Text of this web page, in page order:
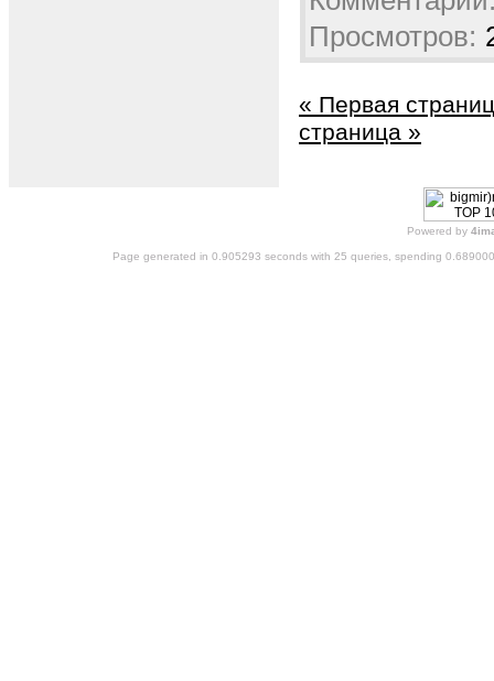
Просмотров:
« Первая
страница »
Powered by
Page generated in 0.905293 seconds with 25 queries, spending